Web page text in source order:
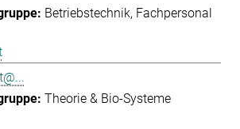
Betriebstechnik Fachpersonal
Theorie & Bio-Systeme